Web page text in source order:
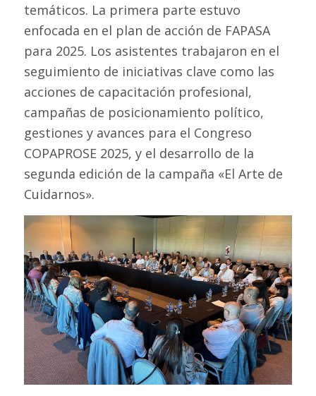
temáticos. La primera parte estuvo
enfocada en el plan de acción de FAPASA
para 2025. Los asistentes trabajaron en el
seguimiento de iniciativas clave como las
acciones de capacitación profesional,
campañas de posicionamiento político,
gestiones y avances para el Congreso
COPAPROSE 2025, y el desarrollo de la
segunda edición de la campaña «El Arte de
Cuidarnos».